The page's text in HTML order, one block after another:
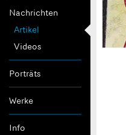
Nachrichten
Artikel
Videos
Porträts
Werke
Info